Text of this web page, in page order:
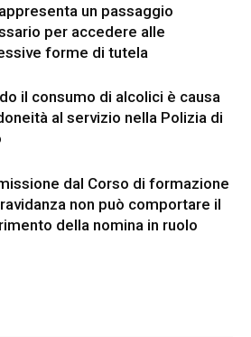
un passaggio
per accedere alle
forme di tutela
il consumo di alcolici è causa
al servizio nella Polizia di
dal Corso di formazione
non può comportare il
della nomina in ruolo